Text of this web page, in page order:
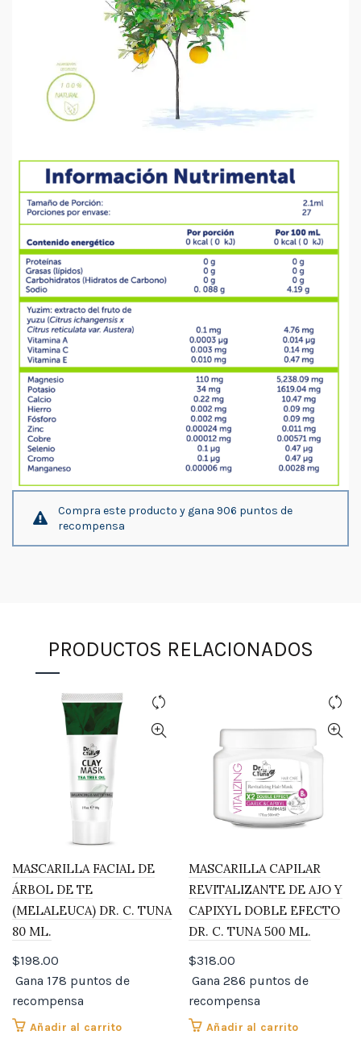
Compra este producto y gana 906 puntos de
recompensa
PRODUCTOS RELACIONADOS
MASCARILLA FACIAL DE
ÁRBOL DE TE
(MELALEUCA) DR. C. TUNA
80 ML.
$198.00
Gana 178 puntos de
recompensa
Añadir al carrito
MASCARILLA CAPILAR
REVITALIZANTE DE AJO Y
CAPIXYL DOBLE EFECTO
DR. C. TUNA 500 ML.
$318.00
Gana 286 puntos de
recompensa
Añadir al carrito